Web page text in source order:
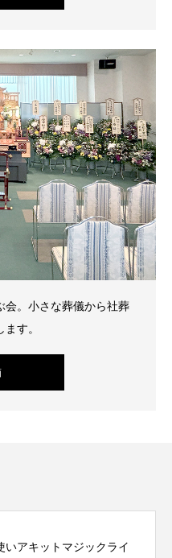
会。小さな葬儀から社葬
す。
いアキットマジックライ